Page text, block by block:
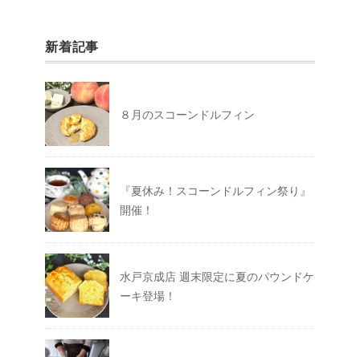
新着記事
８月のスコーンドルフィン
『夏休み！スコーンドルフィン祭り』
開催！
水戸京成店 週末限定に夏のパウンドケ
ーキ登場！